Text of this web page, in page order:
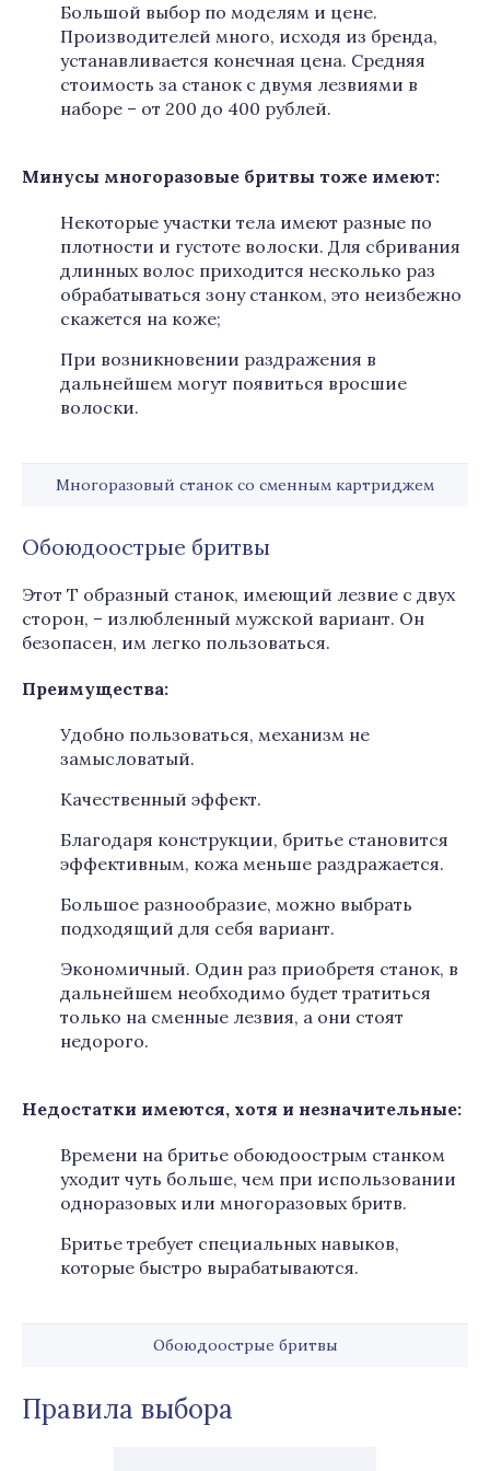
Большой выбор по моделям и цене.
Производителей много, исходя из бренда,
устанавливается конечная цена. Средняя
стоимость за станок с двумя лезвиями в
наборе – от 200 до 400 рублей.
Минусы многоразовые бритвы тоже имеют:
Некоторые участки тела имеют разные по
плотности и густоте волоски. Для сбривания
длинных волос приходится несколько раз
обрабатываться зону станком, это неизбежно
скажется на коже;
При возникновении раздражения в
дальнейшем могут появиться вросшие
волоски.
Многоразовый станок со сменным картриджем
Обоюдоострые бритвы
Этот Т образный станок, имеющий лезвие с двух
сторон, – излюбленный мужской вариант. Он
безопасен, им легко пользоваться.
Преимущества:
Удобно пользоваться, механизм не
замысловатый.
Качественный эффект.
Благодаря конструкции, бритье становится
эффективным, кожа меньше раздражается.
Большое разнообразие, можно выбрать
подходящий для себя вариант.
Экономичный. Один раз приобретя станок, в
дальнейшем необходимо будет тратиться
только на сменные лезвия, а они стоят
недорого.
Недостатки имеются, хотя и незначительные:
Времени на бритье обоюдоострым станком
уходит чуть больше, чем при использовании
одноразовых или многоразовых бритв.
Бритье требует специальных навыков,
которые быстро вырабатываются.
Обоюдоострые бритвы
Правила выбора